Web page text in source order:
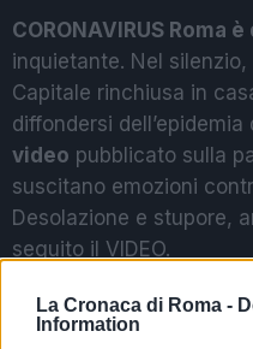
La Cronaca di Roma -
Information
CORONAVIRUS Roma
inquietante. Nel
Capitale rinchiusa in
diffondersi
video pubblicato sulla
suscitano emozioni
Desolazione e stupore,
seguito il VIDEO.
LEGGI IL BOLLETTINO